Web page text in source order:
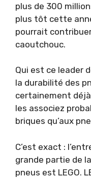
plus de 300
plus tôt cette
pourrait
caoutchouc.
Qui est ce leader
la durabilité des
certainement
les associez
briques qu’aux
C’est exact :
grande partie de
pneus est LEGO.